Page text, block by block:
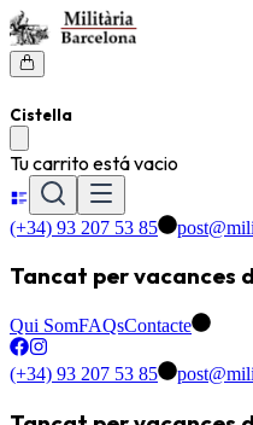
Cistella
Tu carrito está vacio
(+34) 93 207 53 85
Tancat per vacances
Qui SomFAQsContacte
(+34) 93 207 53 85